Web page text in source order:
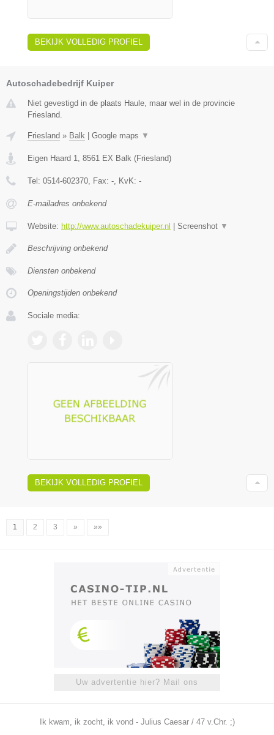
BEKIJK VOLLEDIG PROFIEL
Autoschadebedrijf Kuiper
Niet gevestigd in de plaats Haule, maar wel in de provincie
Friesland.
Friesland » Balk Google maps ▼
Eigen Haard 1, 8561 EX Balk (Friesland)
Tel: 0514-602370, Fax: -, KvK: -
E-mailadres onbekend
Website: http://www.autoschadekuiper.nl Screenshot ▼
Beschrijving onbekend
Diensten onbekend
Openingstijden onbekend
Sociale media:
BEKIJK VOLLEDIG PROFIEL
1 2 3 » »»
Uw advertentie hier? Mail ons
Ik kwam, ik zocht, ik vond - Julius Caesar / 47 v.Chr. ;)